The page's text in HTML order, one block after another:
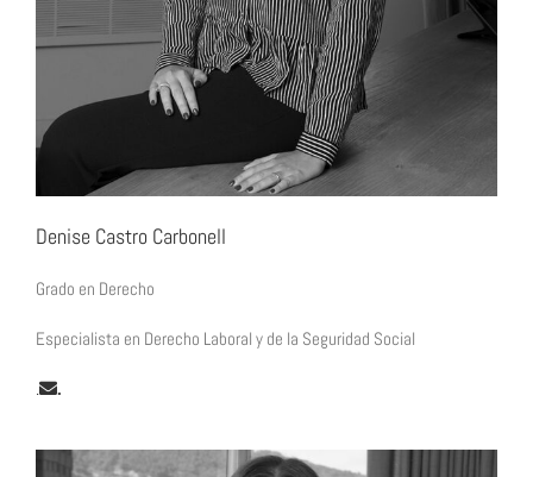
Denise Castro Carbonell
Grado en Derecho
Especialista en Derecho Laboral y de la Seguridad Social
. .